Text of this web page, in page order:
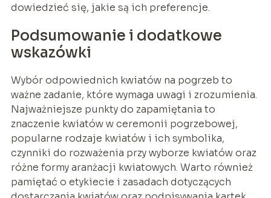
dowiedzieć się, jakie są ich preferencje.
Podsumowanie i dodatkowe
wskazówki
Wybór odpowiednich kwiatów na pogrzeb to
ważne zadanie, które wymaga uwagi i zrozumienia.
Najważniejsze punkty do zapamiętania to
znaczenie kwiatów w ceremonii pogrzebowej,
popularne rodzaje kwiatów i ich symbolika,
czynniki do rozważenia przy wyborze kwiatów oraz
różne formy aranżacji kwiatowych. Warto również
pamiętać o etykiecie i zasadach dotyczących